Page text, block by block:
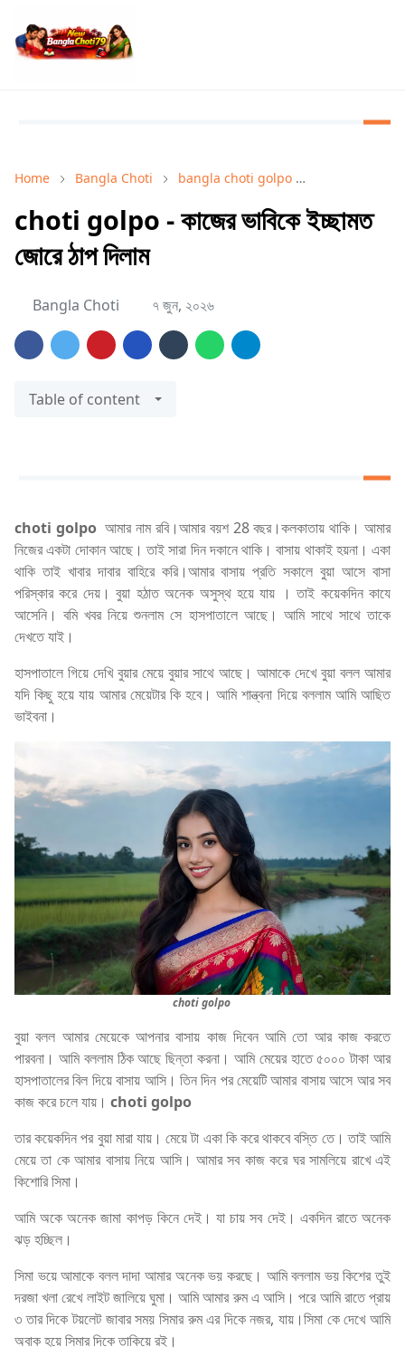
Home Bangla Choti bangla choti golpo
choti golpo - কাজের ভাবিকে ইচ্ছামত
জোরে ঠাপ দিলাম
Bangla Choti ৭ জুন, ২০২৬
Table of content
choti golpoআমার নাম রবি।আমার বয়শ 28 বছর।কলকাতায় থাকি। আমার
নিজের একটা দোকান আছে। তাই সারা দিন দকানে থাকি। বাসায় থাকাই হয়না। একা
থাকি তাই খাবার দাবার বাহিরে করি।আমার বাসায় প্রতি সকালে বুয়া আসে বাসা
পরিস্কার করে দেয়। বুয়া হঠাত অনেক অসুস্থ হয়ে যায় । তাই কয়েকদিন কাযে
আসেনি। বমি খবর নিয়ে শুনলাম সে হাসপাতালে আছে। আমি সাথে সাথে তাকে
দেখতে যাই।
হাসপাতালে গিয়ে দেখি বুয়ার মেয়ে বুয়ার সাথে আছে। আমাকে দেখে বুয়া বলল আমার
যদি কিছু হয়ে যায় আমার মেয়েটার কি হবে। আমি শান্ত্বনা দিয়ে বললাম আমি আছিত
ভাইবনা।
choti golpo
বুয়া বলল আমার মেয়েকে আপনার বাসায় কাজ দিবেন আমি তো আর কাজ করতে
পারবনা। আমি বললাম ঠিক আছে ছিন্তা করনা। আমি মেয়ের হাতে ৫০০০ টাকা আর
হাসপাতালের বিল দিয়ে বাসায় আসি। তিন দিন পর মেয়েটি আমার বাসায় আসে আর সব
কাজ করে চলে যায়। choti golpo
তার কয়েকদিন পর বুয়া মারা যায়। মেয়ে টা একা কি করে থাকবে বস্তি তে। তাই আমি
মেয়ে তা কে আমার বাসায় নিয়ে আসি। আমার সব কাজ করে ঘর সামলিয়ে রাখে এই
কিশোরি সিমা।
আমি অকে অনেক জামা কাপড় কিনে দেই। যা চায় সব দেই। একদিন রাতে অনেক
ঝড় হচ্ছিল।
সিমা ভয়ে আমাকে বলল দাদা আমার অনেক ভয় করছে। আমি বললাম ভয় কিশের তুই
দরজা খলা রেখে লাইট জালিয়ে ঘুমা। আমি আমার রুম এ আসি। পরে আমি রাতে প্রায়
৩ তার দিকে টয়লেট জাবার সময় সিমার রুম এর দিকে নজর, যায়।সিমা কে দেখে আমি
অবাক হয়ে সিমার দিকে তাকিয়ে রই।